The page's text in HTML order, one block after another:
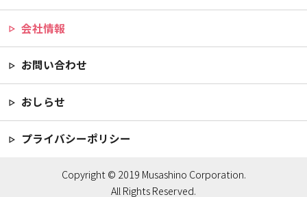
会社情報
お問い合わせ
おしらせ
プライバシーポリシー
Copyright © 2019 Musashino Corporation.
All Rights Reserved.